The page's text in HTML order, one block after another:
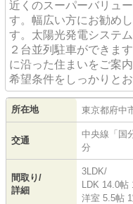
近くのスーパーバリュ
す。幅広い方にお勧め
す。太陽光発電システ
２台並列駐車ができま
に沿った住まいをご案
希望条件をしっかりとお
所在地 東京都府中
交通
中央線 「 国
分
間取り/
詳細
3LDK/
LDK 14.0帖
洋室 5.5帖